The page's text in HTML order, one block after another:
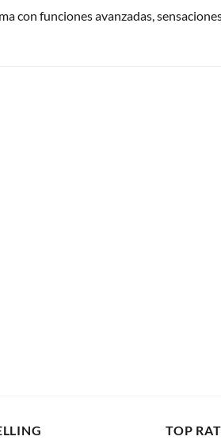
con funciones avanzadas,
TOP